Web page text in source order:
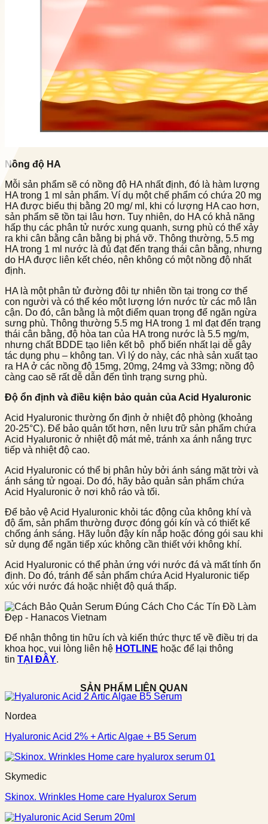
Nồng độ HA
Mỗi sản phẩm sẽ có nồng độ HA nhất định, đó là hàm lượng
HA trong 1 ml sản phẩm. Ví dụ một chế phẩm có chứa 20 mg
HA được biểu thị bằng 20 mg/ ml, khi có lượng HA cao hơn,
sản phẩm sẽ tồn tại lâu hơn. Tuy nhiên, do HA có khả năng
hấp thụ các phân tử nước xung quanh, sưng phù có thể xảy
ra khi cân bằng cân bằng bị phá vỡ. Thông thường, 5.5 mg
HA trong 1 ml nước là đủ đạt đến trạng thái cân bằng, nhưng
do HA được liên kết chéo, nên không có một nồng độ nhất
định.
HA là một phân tử đường đôi tự nhiên tồn tại trong cơ thể
con người và có thể kéo một lượng lớn nước từ các mô lân
cận. Do đó, cân bằng là một điểm quan trọng để ngăn ngừa
sưng phù. Thông thường 5.5 mg HA trong 1 ml đạt đến trạng
thái cân bằng, độ hòa tan của HA trong nước là 5.5 mg/m,
nhưng chất BDDE tạo liên kết bộ phổ biến nhất lại dễ gây
tác dụng phụ – không tan. Vì lý do này, các nhà sản xuất tạo
ra HA ở các nồng độ 15mg, 20mg, 24mg và 33mg; nồng độ
càng cao sẽ rất dễ dẫn đến tình trạng sưng phù.
Độ ổn định và điều kiện bảo quản của Acid Hyaluronic
Acid Hyaluronic thường ổn định ở nhiệt độ phòng (khoảng
20-25°C). Để bảo quản tốt hơn, nên lưu trữ sản phẩm chứa
Acid Hyaluronic ở nhiệt độ mát mẻ, tránh xa ánh nắng trực
tiếp và nhiệt độ cao.
Acid Hyaluronic có thể bị phân hủy bởi ánh sáng mặt trời và
ánh sáng tử ngoại. Do đó, hãy bảo quản sản phẩm chứa
Acid Hyaluronic ở nơi khô ráo và tối.
Để bảo vệ Acid Hyaluronic khỏi tác động của không khí và
độ ẩm, sản phẩm thường được đóng gói kín và có thiết kế
chống ánh sáng. Hãy luôn đậy kín nắp hoặc đóng gói sau khi
sử dụng để ngăn tiếp xúc không cần thiết với không khí.
Acid Hyaluronic có thể phản ứng với nước đá và mất tính ổn
định. Do đó, tránh để sản phẩm chứa Acid Hyaluronic tiếp
xúc với nước đá hoặc nhiệt độ quá thấp.
Để nhận thông tin hữu ích và kiến thức thực tế về điều trị da
khoa học, vui lòng liên hệ HOTLINE hoặc để lại thông
tin TẠI ĐÂY.
SẢN PHẨM LIÊN QUAN
Nordea
Hyaluronic Acid 2% + Artic Algae + B5 Serum
Skymedic
Skinox. Wrinkles Home care Hyalurox Serum